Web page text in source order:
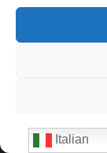
Italian